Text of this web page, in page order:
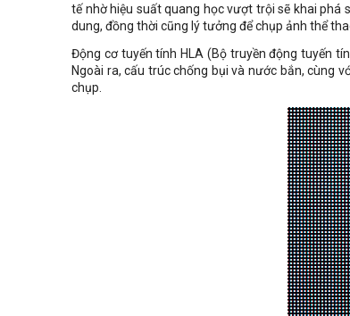
tế nhờ hiệu suất quang học vượt trội sẽ khai phá
dung, đồng thời cũng lý tưởng để chụp ảnh thể
Động cơ tuyến tính HLA (Bộ truyền động tuyến
Ngoài ra, cấu trúc chống bụi và nước bắn, cùng
chụp.